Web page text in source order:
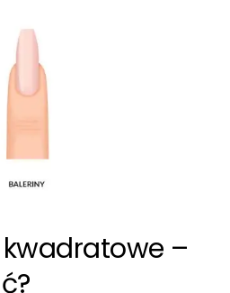
kwadratowe –